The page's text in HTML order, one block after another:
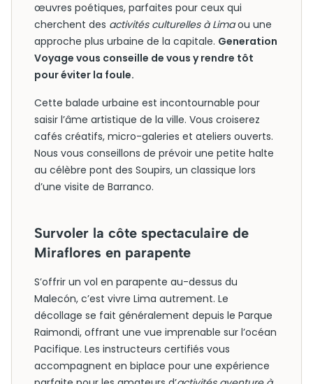
œuvres poétiques, parfaites pour ceux qui
cherchent des activités culturelles à Limaou une
approche plus urbaine de la capitale. Generation
Voyage vous conseille de vous y rendre tôt
pour éviter la foule.
Cette balade urbaine est incontournable pour
saisir l’âme artistique de la ville. Vous croiserez
cafés créatifs, micro-galeries et ateliers ouverts.
Nous vous conseillons de prévoir une petite halte
au célèbre pont des Soupirs, un classique lors
d’une visite de Barranco.
Survoler la côte spectaculaire de
Miraflores en parapente
S’offrir un vol en parapente au-dessus du
Malecón, c’est vivre Lima autrement. Le
décollage se fait généralement depuis le Parque
Raimondi, offrant une vue imprenable sur l’océan
Pacifique. Les instructeurs certifiés vous
accompagnent en biplace pour une expérience